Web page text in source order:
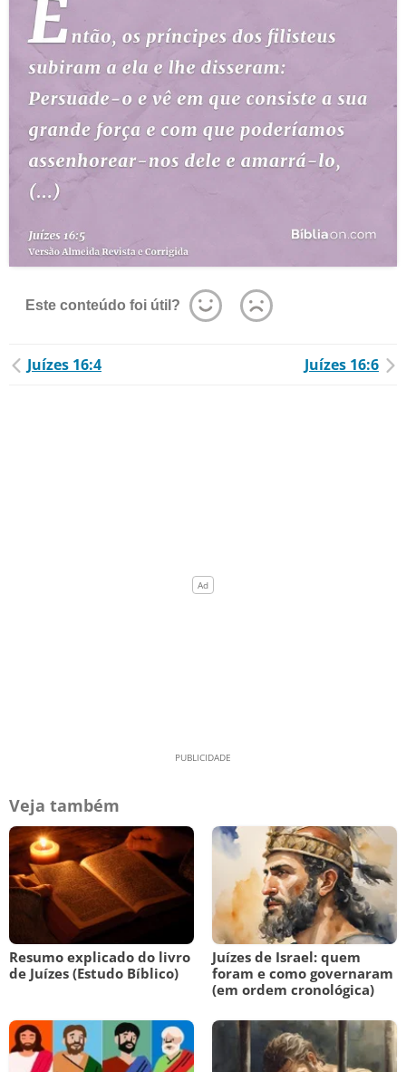
Este conteúdo foi útil?
Juízes 16:4 Juízes 16:6
Veja também
Resumo explicado do livro
de Juízes (Estudo Bíblico)
Juízes de Israel: quem
foram e como governaram
(em ordem cronológica)